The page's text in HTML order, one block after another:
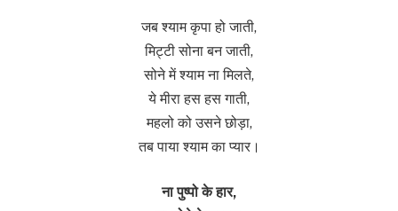
जब श्याम कृपा हो जाती,
मिट्टी सोना बन जाती,
सोने में श्याम ना मिलते,
ये मीरा हस हस गाती,
महलो को उसने छोड़ा,
तब पाया श्याम का प्यार।
ना पुष्पो के हार,